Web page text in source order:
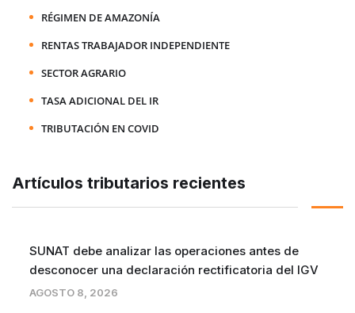
RÉGIMEN DE AMAZONÍA
RENTAS TRABAJADOR INDEPENDIENTE
SECTOR AGRARIO
TASA ADICIONAL DEL IR
TRIBUTACIÓN EN COVID
Artículos tributarios recientes
SUNAT debe analizar las operaciones antes de
desconocer una declaración rectificatoria del IGV
AGOSTO 8, 2026